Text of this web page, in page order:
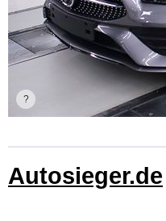
Autosieger.de